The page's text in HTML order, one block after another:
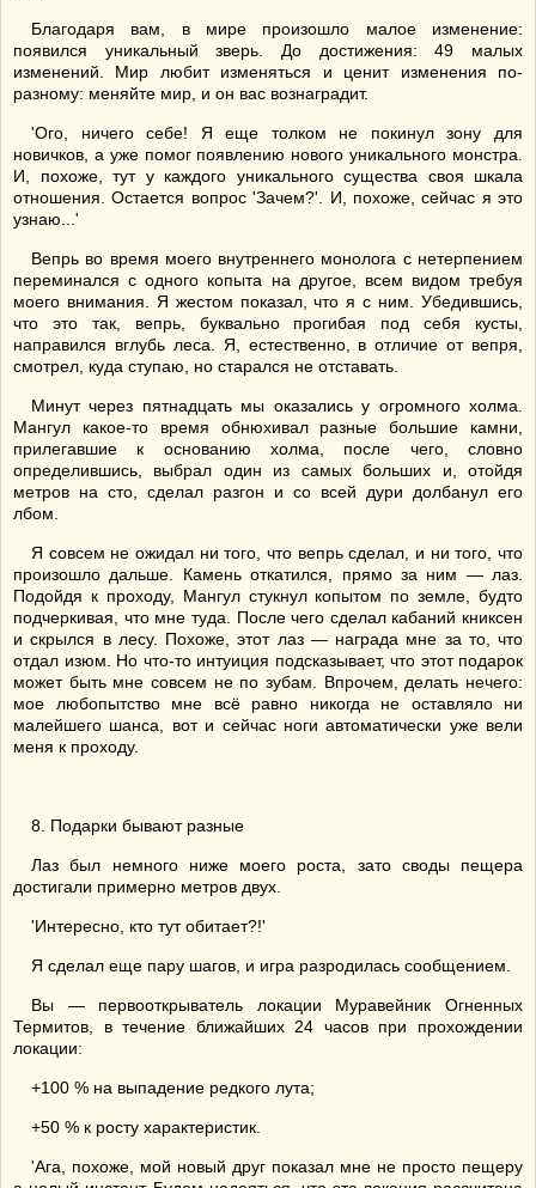
Благодаря вам, в мире произошло малое изменение:
появился уникальный зверь. До достижения: 49 малых
изменений. Мир любит изменяться и ценит изменения по-
разному: меняйте мир, и он вас вознаградит.
'Ого, ничего себе! Я еще толком не покинул зону для
новичков, а уже помог появлению нового уникального монстра.
И, похоже, тут у каждого уникального существа своя шкала
отношения. Остается вопрос 'Зачем?'. И, похоже, сейчас я это
узнаю...'
Вепрь во время моего внутреннего монолога с нетерпением
переминался с одного копыта на другое, всем видом требуя
моего внимания. Я жестом показал, что я с ним. Убедившись,
что это так, вепрь, буквально прогибая под себя кусты,
направился вглубь леса. Я, естественно, в отличие от вепря,
смотрел, куда ступаю, но старался не отставать.
Минут через пятнадцать мы оказались у огромного холма.
Мангул какое-то время обнюхивал разные большие камни,
прилегавшие к основанию холма, после чего, словно
определившись, выбрал один из самых больших и, отойдя
метров на сто, сделал разгон и со всей дури долбанул его
лбом.
Я совсем не ожидал ни того, что вепрь сделал, и ни того, что
произошло дальше. Камень откатился, прямо за ним — лаз.
Подойдя к проходу, Мангул стукнул копытом по земле, будто
подчеркивая, что мне туда. После чего сделал кабаний книксен
и скрылся в лесу. Похоже, этот лаз — награда мне за то, что
отдал изюм. Но что-то интуиция подсказывает, что этот подарок
может быть мне совсем не по зубам. Впрочем, делать нечего:
мое любопытство мне всё равно никогда не оставляло ни
малейшего шанса, вот и сейчас ноги автоматически уже вели
меня к проходу.
8. Подарки бывают разные
Лаз был немного ниже моего роста, зато своды пещера
достигали примерно метров двух.
'Интересно, кто тут обитает?!'
Я сделал еще пару шагов, и игра разродилась сообщением.
Вы — первооткрыватель локации Муравейник Огненных
Термитов, в течение ближайших 24 часов при прохождении
локации:
+100 % на выпадение редкого лута;
+50 % к росту характеристик.
'Ага, похоже, мой новый друг показал мне не просто пещеру